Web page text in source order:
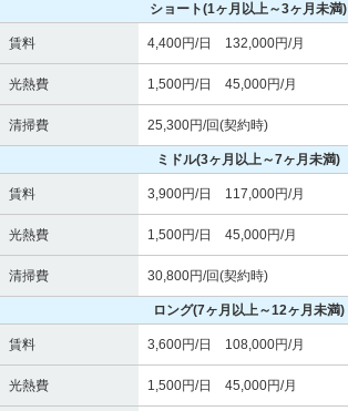
ショート(1ヶ月以上～3ヶ月未満)
賃料 4,400円/日 132,000円/月
光熱費 1,500円/日 45,000円/月
清掃費 25,300円/回(契約時)
ミドル(3ヶ月以上～7ヶ月未満)
賃料 3,900円/日 117,000円/月
光熱費 1,500円/日 45,000円/月
清掃費 30,800円/回(契約時)
ロング(7ヶ月以上～12ヶ月未満)
賃料 3,600円/日 108,000円/月
光熱費 1,500円/日 45,000円/月